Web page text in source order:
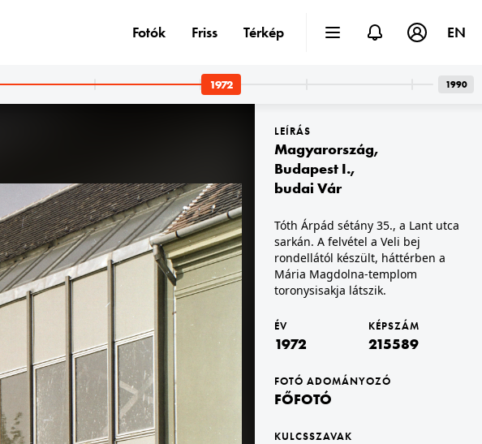
1972
1972 · Budapest XIV. · Városliget,Budapesti Nemzetközi Vásár
az ÁFOR Ásványolajforgalmi Vállalat szabadtéri kiállítása és pavilonja.
1972 · Dunakeszi
Vasút utca 11., Gyümölcs és Főzelék Konzervgyár.
1972 · Budapest V.
LEÍRÁS
Magyarország,
Budapest I.,
budai Vár
Tóth Árpád sétány 35., a Lant utca
sarkán. A felvétel a Veli bej
rondellától készült, háttérben a
Mária Magdolna-templom
toronysisakja látszik.
ÉV
1972
KÉPSZÁM
215589
FOTÓ ADOMÁNYOZÓ
FŐFOTÓ
KULCSSZAVAK
Fotók Friss Térkép EN
1990
1972